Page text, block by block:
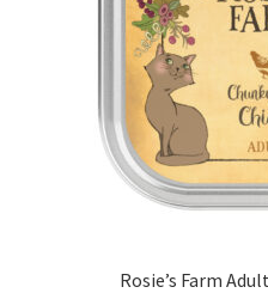
Rosie’s Farm